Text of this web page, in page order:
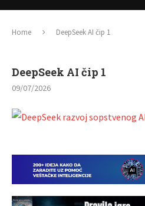
Home DeepSeek AI čip 1
DeepSeek AI čip 1
09/07/2026